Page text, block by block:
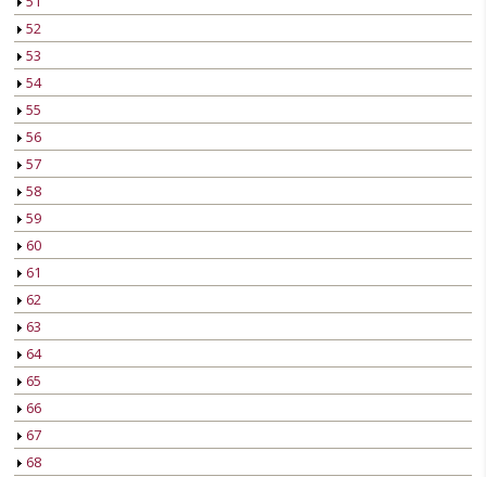
52
53
54
55
56
57
58
59
60
61
62
63
64
65
66
67
68